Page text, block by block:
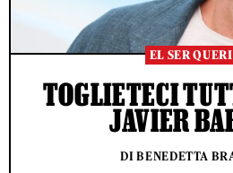
EL SER
TOGLIETECI
JAVIER
DI BENEDETTA